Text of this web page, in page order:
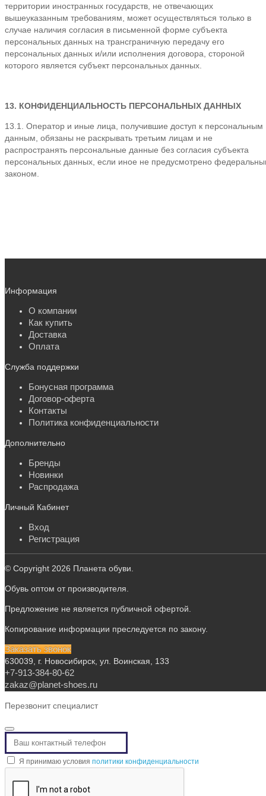
территории иностранных государств, не отвечающих
вышеуказанным требованиям, может осуществляться только в
случае наличия согласия в письменной форме субъекта
персональных данных на трансграничную передачу его
персональных данных и/или исполнения договора, стороной
которого является субъект персональных данных.
13. КОНФИДЕНЦИАЛЬНОСТЬ ПЕРСОНАЛЬНЫХ ДАННЫХ
13.1. Оператор и иные лица, получившие доступ к персональным
данным, обязаны не раскрывать третьим лицам и не
распространять персональные данные без согласия субъекта
персональных данных, если иное не предусмотрено
законом.
Информация
О компании
Как купить
Доставка
Оплата
Служба поддержки
Бонусная программа
Договор-оферта
Контакты
Политика конфиденциальности
Дополнительно
Бренды
Новинки
Распродажа
Личный Кабинет
Вход
Регистрация
© Copyright 2026 Планета обуви.
Обувь оптом от производителя.
Предложение не является публичной офертой.
Копирование информации преследуется по закону.
Заказать звонок
630039, г. Новосибирск, ул. Воинская, 133
+7-913-384-80-62
zakaz@planet-shoes.ru
Перезвонит специалист
Я принимаю условия политики конфиденциальности